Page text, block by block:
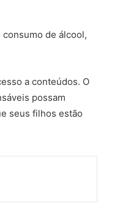
de álcool,
a conteúdos. O
possam
seus filhos estão